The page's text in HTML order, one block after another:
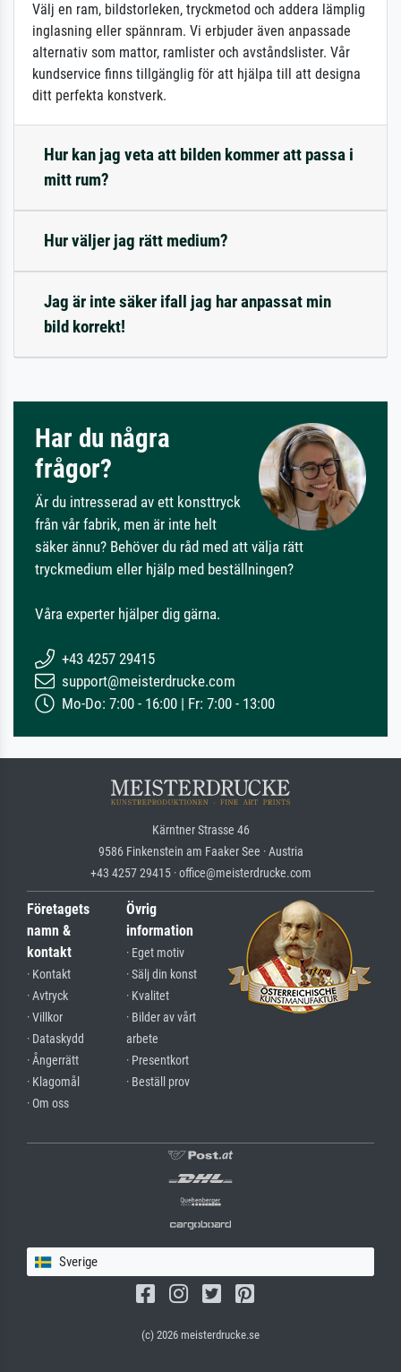
Välj en ram, bildstorleken, tryckmetod och addera lämplig
inglasning eller spännram. Vi erbjuder även anpassade
alternativ som mattor, ramlister och avståndslister. Vår
kundservice finns tillgänglig för att hjälpa till att designa
ditt perfekta konstverk.
Hur kan jag veta att bilden kommer att passa i
mitt rum?
Hur väljer jag rätt medium?
Jag är inte säker ifall jag har anpassat min
bild korrekt!
Har du några
frågor?
Är du intresserad av ett konsttryck
från vår fabrik, men är inte helt
säker ännu? Behöver du råd med att välja rätt
tryckmedium eller hjälp med beställningen?
Våra experter hjälper dig gärna.
+43 4257 29415
support@meisterdrucke.com
Mo-Do: 7:00 - 16:00 | Fr: 7:00 - 13:00
Kärntner Strasse 46
9586 Finkenstein am Faaker See · Austria
+43 4257 29415 · office@meisterdrucke.com
Företagets
namn &
kontakt
· Kontakt
· Avtryck
· Villkor
· Dataskydd
· Ångerrätt
· Klagomål
· Om oss
Övrig
information
· Eget motiv
· Sälj din konst
· Kvalitet
· Bilder av vårt
arbete
· Presentkort
· Beställ prov
Sverige
(c) 2026 meisterdrucke.se